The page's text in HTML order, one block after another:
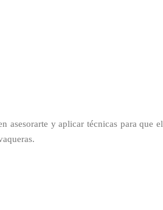
asesorarte y aplicar técnicas para que el